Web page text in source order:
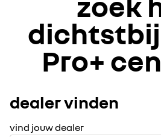
Pro+
dealer vinden
vind jouw dealer